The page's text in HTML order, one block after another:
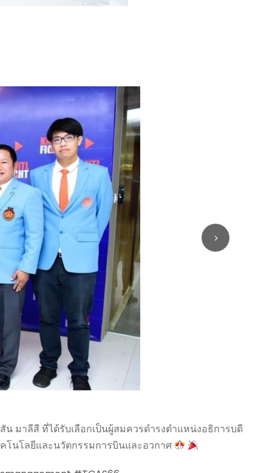
มาลีสี ที่ได้รับเลือกเป็นผู้สมควรดำรงตำแหน่งอธิการบดี
โนโลยีและนวัตกรรมการบินและอวกาศ